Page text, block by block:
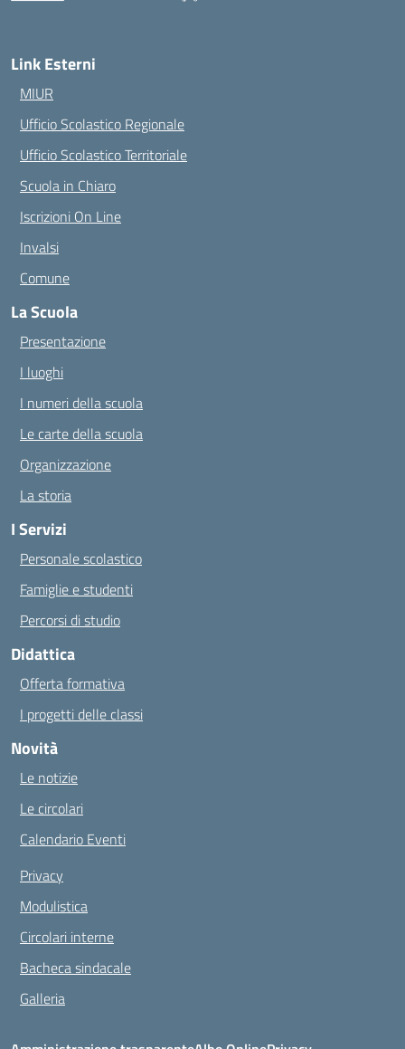
Link Esterni
MIUR
Ufficio Scolastico Regionale
Ufficio Scolastico Territoriale
Scuola in Chiaro
Iscrizioni On Line
Invalsi
Comune
La Scuola
Presentazione
I luoghi
I numeri della scuola
Le carte della scuola
Organizzazione
La storia
I Servizi
Personale scolastico
Famiglie e studenti
Percorsi di studio
Didattica
Offerta formativa
I progetti delle classi
Novità
Le notizie
Le circolari
Calendario Eventi
Privacy
Modulistica
Circolari interne
Bacheca sindacale
Galleria